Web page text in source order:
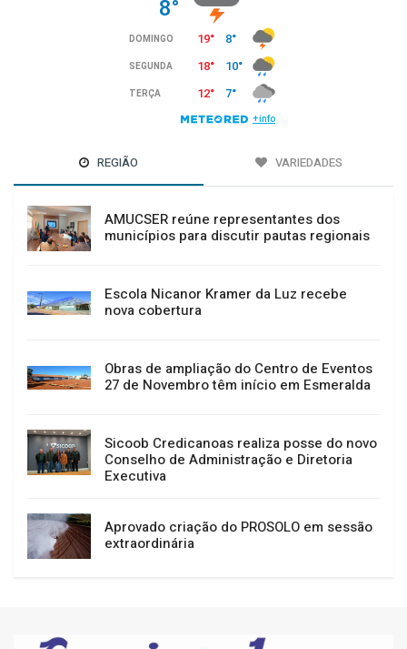
REGIÃO VARIEDADES
AMUCSER reúne representantes dos
municípios para discutir pautas regionais
Escola Nicanor Kramer da Luz recebe
nova cobertura
Obras de ampliação do Centro de Eventos
27 de Novembro têm início em Esmeralda
Sicoob Credicanoas realiza posse do novo
Conselho de Administração e Diretoria
Executiva
Aprovado criação do PROSOLO em sessão
extraordinária